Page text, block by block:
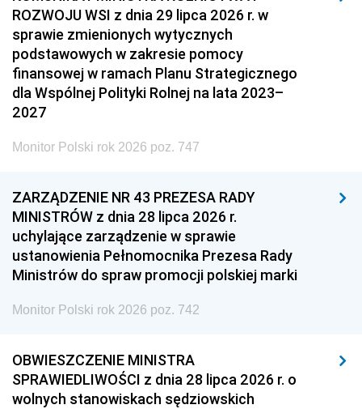
ROZWOJU WSI z dnia 29 lipca 2026 r. w
sprawie zmienionych wytycznych
podstawowych w zakresie pomocy
finansowej w ramach Planu Strategicznego
dla Wspólnej Polityki Rolnej na lata 2023–
2027
Monitor Polski rok 2026 poz. 747
ZARZĄDZENIE NR 43 PREZESA RADY
MINISTRÓW z dnia 28 lipca 2026 r.
uchylające zarządzenie w sprawie
ustanowienia Pełnomocnika Prezesa Rady
Ministrów do spraw promocji polskiej marki
Monitor Polski rok 2026 poz. 742
OBWIESZCZENIE MINISTRA
SPRAWIEDLIWOŚCI z dnia 28 lipca 2026 r. o
wolnych stanowiskach sędziowskich